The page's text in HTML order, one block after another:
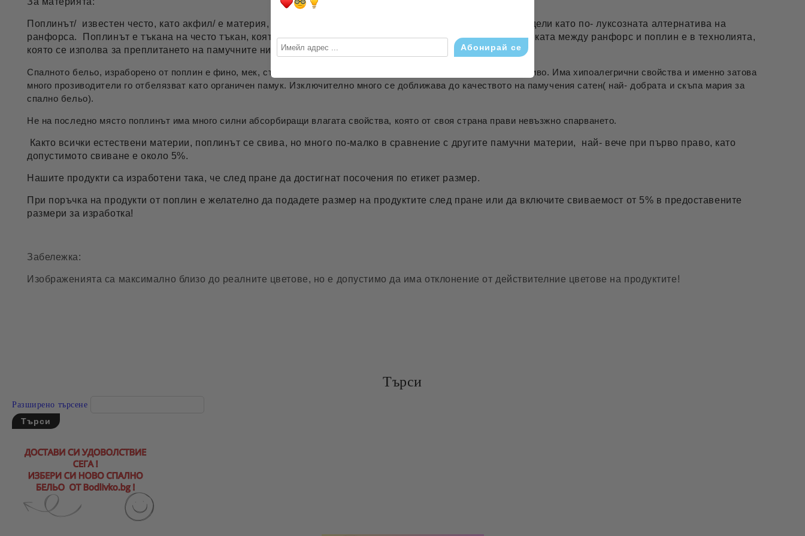
Поплинът/ известен често, като акфил/ е материя, която съставено от 100% памук, като може да се определи като по- луксозната алтернатива на
ранфорса. Поплинът е тъкана на често тъкан, която създва изключително нежно и меко докасване. Разликата между ранфорс и поплин е в технолията,
която се изполва за преплитането на памучните нишки.Съдържа от 60-63 нишки/см2
Спалното бельо, израборено от поплин е фино, мек, съдържа блясък и в същото време е изключително издръжливо. Има хипоалегрични свойства и именно затова
много прозиводители го отбелязват като органичен памук. Изключително много се доближава до качеството на памучения сатен( най- добрата и скъпа мария за
спално бельо).
Не на последно място поплинът има много силни абсорбиращи влагата свойства, която от своя страна прави невъзжно спарването.
Както всички естествени материи, поплинът се свива, но много по-малко в сравнение с другите памучни материи, най- вече при първо право, като
допустимото свиване е около 5%.
Нашите продукти са изработени така, че след пране да достигнат посочения по етикет размер.
При поръчка на продукти от поплин е желателно да подадете размер на продуктите след пране или да включите свиваемост от 5% в предоставените
размери за изработка!
Забележка:
Изображенията са максимално близо до реалните цветове, но е допустимо да има отклонение от действителние цветове на продуктите!
Търси
Разширено търсене